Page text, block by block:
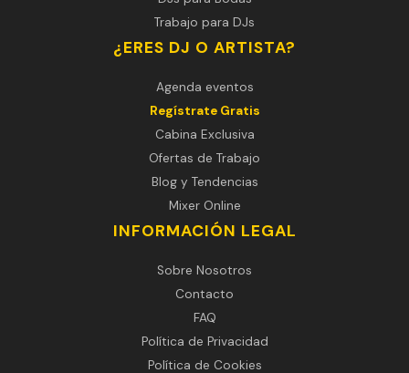
Trabajo para DJs
¿ERES DJ O ARTISTA?
Agenda eventos
Regístrate Gratis
Cabina Exclusiva
Ofertas de Trabajo
Blog y Tendencias
Mixer Online
INFORMACIÓN LEGAL
Sobre Nosotros
Contacto
FAQ
Política de Privacidad
Política de Cookies